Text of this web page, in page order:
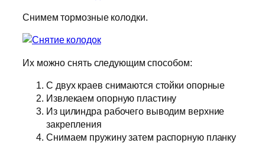
Снимем тормозные колодки.
Их можно снять следующим способом:
С двух краев снимаются стойки опорные
Извлекаем опорную пластину
Из цилиндра рабочего выводим верхние
закрепления
Снимаем пружину затем распорную планку